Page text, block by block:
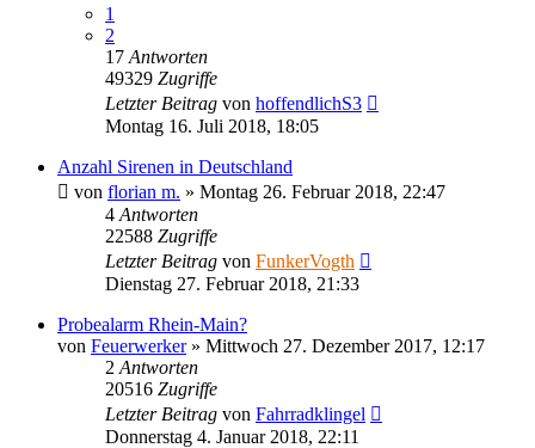
1
2
17 Antworten
49329 Zugriffe
Letzter Beitrag von hoffendlichS3
Montag 16. Juli 2018, 18:05
Anzahl Sirenen in Deutschland
von florian m. » Montag 26. Februar 2018, 22:47
4 Antworten
22588 Zugriffe
Letzter Beitrag von FunkerVogth
Dienstag 27. Februar 2018, 21:33
Probealarm Rhein-Main?
von Feuerwerker» Mittwoch 27. Dezember 2017, 12:17
2 Antworten
20516 Zugriffe
Letzter Beitrag von Fahrradklingel
Donnerstag 4. Januar 2018, 22:11